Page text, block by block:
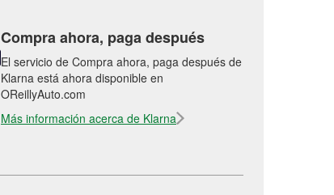
Compra ahora, paga después
El servicio de Compra ahora, paga después de
Klarna está ahora disponible en
OReillyAuto.com
Más información acerca de Klarna